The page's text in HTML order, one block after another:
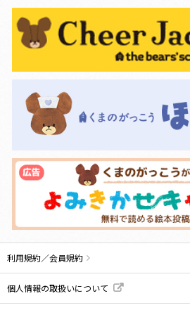
利用規約／会員規約
個人情報の取扱いについて